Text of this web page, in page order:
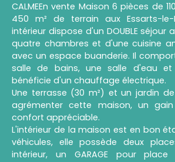
CALMEEn vente Maison 6 pièces de
450 m² de terrain aux Essarts-le-
intérieur dispose d'un DOUBLE séjour
quatre chambres et d'une cuisine
avec un espace buanderie. Il
salle de bains, une salle d'eau et
bénéficie d'un chauffage électrique.
Une terrasse (30 m²) et un jardin
agrémenter cette maison, un
confort appréciable.
L'intérieur de la maison est en bon
véhicules, elle possède deux
intérieur, un GARAGE pour